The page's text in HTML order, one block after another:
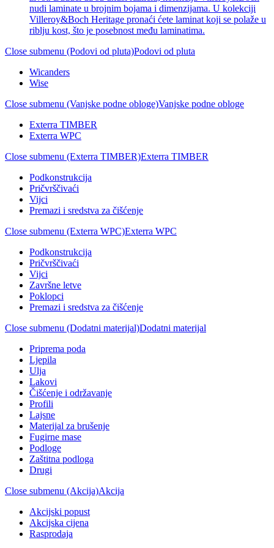
nudi laminate u brojnim bojama i dimenzijama. U kolekciji
Villeroy&Boch Heritage pronaći ćete laminat koji se polaže u
riblju kost, što je posebnost među laminatima.
Close submenu (Podovi od pluta)Podovi od pluta
Wicanders
Wise
Close submenu (Vanjske podne obloge)Vanjske podne obloge
Exterra TIMBER
Exterra WPC
Close submenu (Exterra TIMBER)Exterra TIMBER
Podkonstrukcija
Pričvrščivaći
Vijci
Premazi i sredstva za čišćenje
Close submenu (Exterra WPC)Exterra WPC
Podkonstrukcija
Pričvrščivaći
Vijci
Završne letve
Poklopci
Premazi i sredstva za čišćenje
Close submenu (Dodatni materijal)Dodatni materijal
Priprema poda
Ljepila
Ulja
Lakovi
Čišćenje i održavanje
Profili
Lajsne
Materijal za brušenje
Fugirne mase
Podloge
Zaštitna podloga
Drugi
Close submenu (Akcija)Akcija
Akcijski popust
Akcijska cijena
Rasprodaja